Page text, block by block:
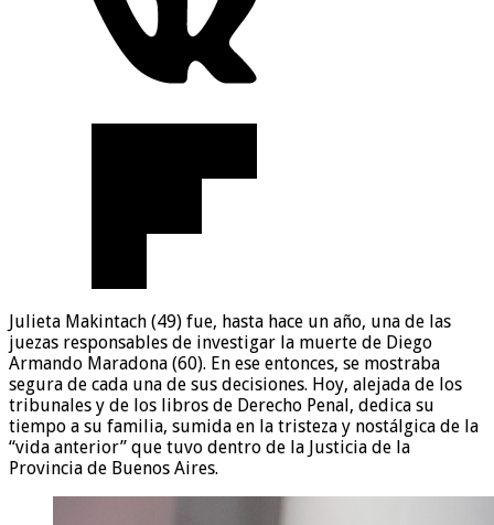
Julieta Makintach (49) fue, hasta hace un año, una de las
juezas responsables de investigar la muerte de Diego
Armando Maradona (60). En ese entonces, se mostraba
segura de cada una de sus decisiones. Hoy, alejada de los
tribunales y de los libros de Derecho Penal, dedica su
tiempo a su familia, sumida en la tristeza y nostálgica de la
“vida anterior” que tuvo dentro de la Justicia de la
Provincia de Buenos Aires.